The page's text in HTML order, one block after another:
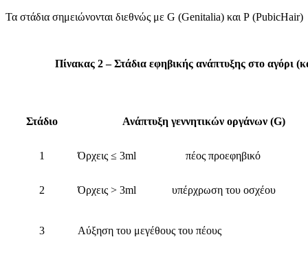
Τα στάδια σημειώνονται διεθνώς με G (Genitalia) και P (PubicHair)
Πίνακας 2 – Στάδια εφηβικής ανάπτυξης στο αγόρι
Στάδιο Ανάπτυξη γεννητικών οργάνων (G)
1 Όρχεις ≤ 3ml πέος προεφηβικό
2 Όρχεις > 3ml υπέρχρωση του οσχέου
3 Αύξηση του μεγέθους του πέους